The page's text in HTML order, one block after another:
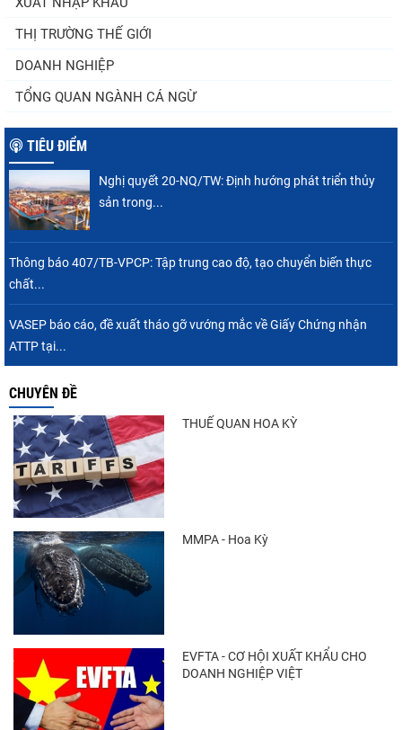
nhiều áp lực
THỊ TRƯỜNG THẾ GIỚI
DOANH NGHIỆP
TỔNG QUAN NGÀNH CÁ NGỪ
TIÊU ĐIỂM
Nghị quyết 20-NQ/TW: Định hướng phát triển thủy
sản trong...
Thông báo 407/TB-VPCP: Tập trung cao độ, tạo chuyển biến thực
chất...
VASEP báo cáo, đề xuất tháo gỡ vướng mắc về Giấy Chứng nhận
ATTP tại...
CHUYÊN ĐỀ
THUẾ QUAN HOA KỲ
MMPA - Hoa Kỳ
EVFTA - CƠ HỘI XUẤT KHẨU CHO
DOANH NGHIỆP VIỆT